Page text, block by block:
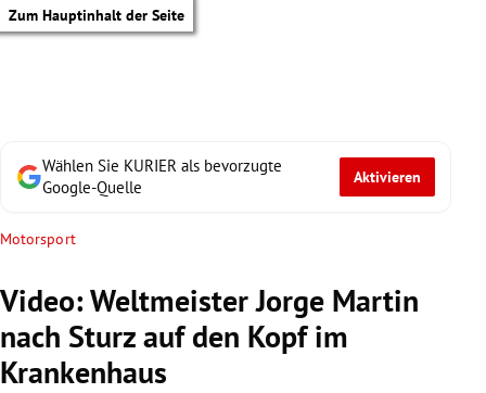
Zum Hauptinhalt der Seite
Wählen Sie KURIER als bevorzugte
Google-Quelle
Aktivieren
Motorsport
Video: Weltmeister Jorge Martin
nach Sturz auf den Kopf im
Krankenhaus